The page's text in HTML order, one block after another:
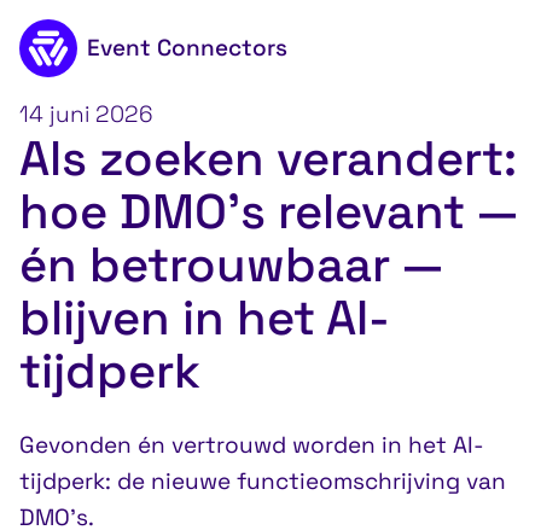
Naar de inhoud
Event Connectors
14 juni 2026
Als zoeken verandert:
hoe DMO’s relevant —
én betrouwbaar —
blijven in het AI-
tijdperk
Gevonden én vertrouwd worden in het AI-
tijdperk: de nieuwe functieomschrijving van
DMO’s.